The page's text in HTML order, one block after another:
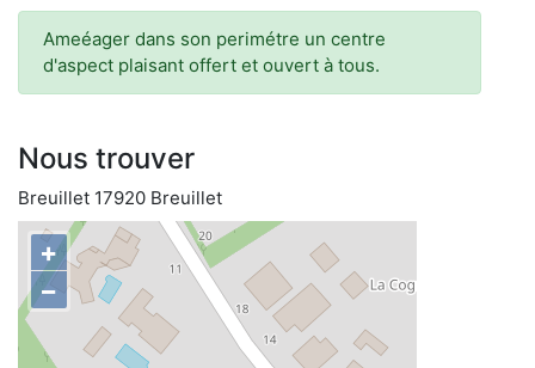
Ameéager dans son perimétre un centre
d'aspect plaisant offert et ouvert à tous.
Nous trouver
Breuillet 17920 Breuillet
+
−